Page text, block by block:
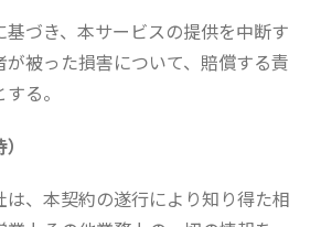
づき、本サービスの提供を中断す
が被った損害について、賠償する責
る。
、本契約の遂行により知り得た相